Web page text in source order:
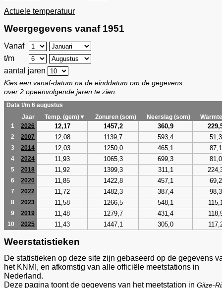
Actuele temperatuur
Weergegevens vanaf 1951
Vanaf
t/m
aantal jaren
Kies een vanaf-datum na de einddatum om de gegevens
over 2 opeenvolgende jaren te zien.
Data t/m 6 augustus
Jaar
Temp. (gem)▼ Zonuren (som) Neerslag (som)
1
2026 12,17 1457,2 360,9
2 2007 12,08 1139,7 593,4 51,3
3 2014 12,03 1250,0 465,1 87,1
4 2024 11,93 1065,3 699,3 81,0
5 2018 11,92 1399,3 311,1
6 2020 11,85 1422,8 457,1 69,2
7 2022 11,72 1482,3 387,4 98,3
8 2023 11,58 1266,5 548,1
9 2019 11,48 1279,7 431,4
10 2025 11,43 1447,1 305,0
Weerstatistieken
De statistieken op deze site zijn gebaseerd op de gegevens
het KNMI, en afkomstig van alle officiële meetstations in
Nederland.
Deze pagina toont de gegevens van het meetstation in Gilze-